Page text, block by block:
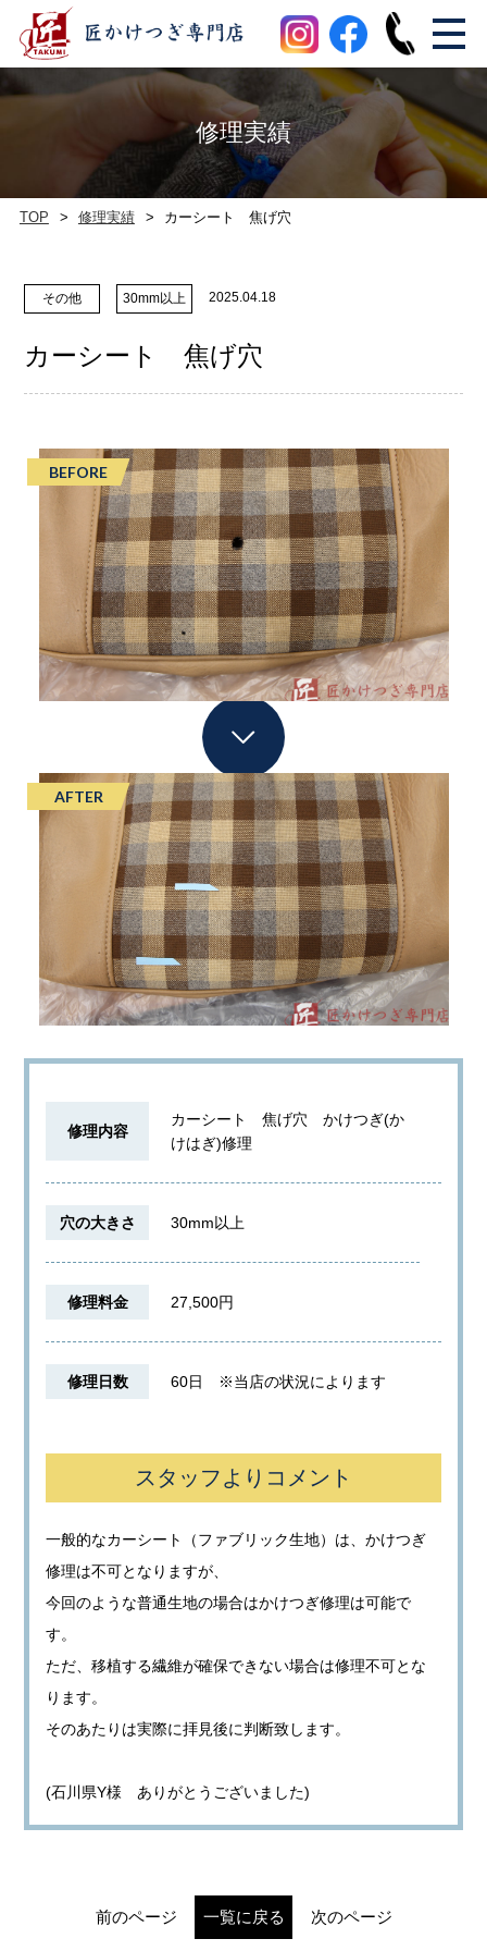
修理実績
TOP 修理実績 カーシート 焦げ穴
その他 30mm以上 2025.04.18
カーシート 焦げ穴
BEFORE
AFTER
修理内容
カーシート 焦げ穴 かけつぎ(か
けはぎ)修理
穴の大きさ 30mm以上
修理料金 27,500円
修理日数 60日 ※当店の状況によります
スタッフよりコメント
一般的なカーシート（ファブリック生地）は、かけつぎ
修理は不可となりますが、
今回のような普通生地の場合はかけつぎ修理は可能で
す。
ただ、移植する繊維が確保できない場合は修理不可とな
ります。
そのあたりは実際に拝見後に判断致します。
(石川県Y様 ありがとうございました)
前のページ 一覧に戻る 次のページ